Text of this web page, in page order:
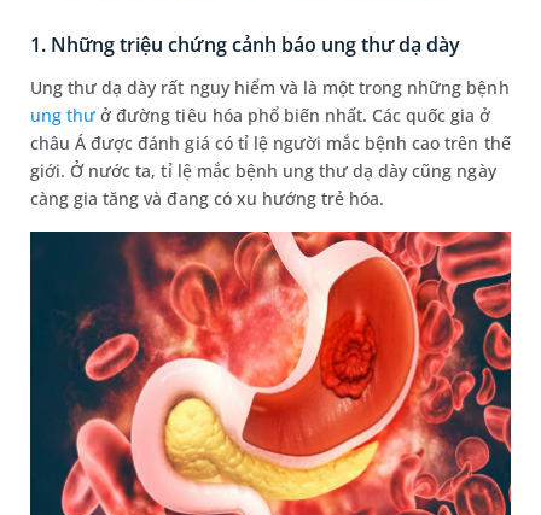
1. Những triệu chứng cảnh báo ung thư dạ dày
Ung thư dạ dày rất nguy hiểm và là một trong những bệnh
ung thư ở đường tiêu hóa phổ biến nhất. Các quốc gia ở
châu Á được đánh giá có tỉ lệ người mắc bệnh cao trên thế
giới. Ở nước ta, tỉ lệ mắc bệnh ung thư dạ dày cũng ngày
càng gia tăng và đang có xu hướng trẻ hóa.